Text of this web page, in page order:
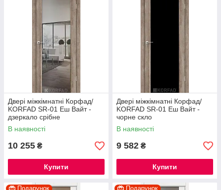
Двері міжкімнатні Корфад/
KORFAD SR-01 Еш Вайт -
дзеркало срібне
В наявності
10 255 ₴
Купити
Двері міжкімнатні Корфад/
KORFAD SR-01 Еш Вайт -
чорне скло
В наявності
9 582 ₴
Купити
Подарунок Подарунок